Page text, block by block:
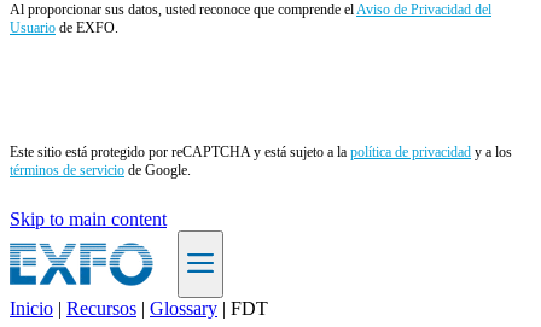
Al proporcionar sus datos, usted reconoce que comprende elAviso de Privacidad del
Usuario de EXFO.
Este sitio está protegido por reCAPTCHA y está sujeto a la política de privacidad y a los
términos de servicio de Google.
Skip to main content
Inicio | Recursos | Glossary | FDT